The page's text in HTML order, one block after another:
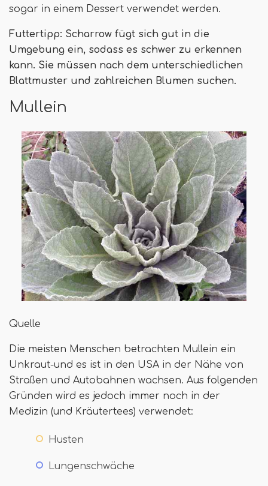
sogar in einem Dessert verwendet werden.
Futtertipp: Scharrow fügt sich gut in die
Umgebung ein, sodass es schwer zu erkennen
kann. Sie müssen nach dem unterschiedlichen
Blattmuster und zahlreichen Blumen suchen.
Mullein
Quelle
Die meisten Menschen betrachten Mullein ein
Unkraut-und es ist in den USA in der Nähe von
Straßen und Autobahnen wachsen. Aus folgenden
Gründen wird es jedoch immer noch in der
Medizin (und Kräutertees) verwendet:
Husten
Lungenschwäche